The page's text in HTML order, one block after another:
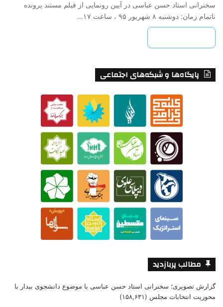
سخنرانی استاد حسن عباسی در آیین رونمایی از فیلم مستند پرونده
ناتمام زمان: دوشنبه ۸ شهریور ۹۵ ، ساعت ۱۷…
پایگاه‌ها و شبکه‌های اجتماعی
مطالب پربازدید
گزارش تصویری؛ سخنرانی استاد حسن عباسی با موضوع دانشجوی بیدار با
محوریت انتخابات مجلس (۱۵۸,۶۳۱)